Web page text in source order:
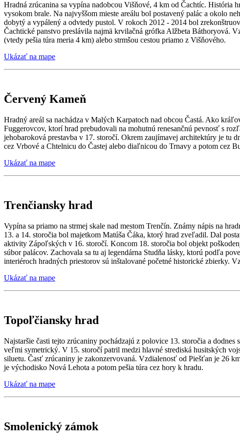
Hradná zrúcanina sa vypína nadobcou Višňové, 4 km od Čachtíc. História
vysokom brale. Na najvyššom mieste areálu bol postavený palác a okolo
dobytý a vypálený a odvtedy pustol. V rokoch 2012 - 2014 bol
Čachtické panstvo preslávila najmä krvilačná grófka Alžbeta Báthoryová.
(vtedy pešia túra meria 4 km) alebo strmšou cestou priamo z Višňového.
Ukázať na mape
Červený Kameň
Hradný areál sa nachádza v Malých Karpatoch nad obcou Častá. Ako
Fuggerovcov, ktorí hrad prebudovali na mohutnú renesančnú pevnosť s
jehobaroková prestavba v 17. storočí. Okrem zaujímavej architektúry je tu
cez Vrbové a Chtelnicu do Častej alebo diaľnicou do Trnavy a potom cez
Ukázať na mape
Trenčiansky hrad
Vypína sa priamo na strmej skale nad mestom Trenčín. Známy nápis na
13. a 14. storočia bol majetkom Matúša Čáka, ktorý hrad zveľadil. Dal
aktivity Zápoľských v 16. storočí. Koncom 18. storočia bol objekt
súbor palácov. Zachovala sa tu aj legendárna Studňa lásky, ktorú podľa
interiéroch hradných priestorov sú inštalované početné historické zbierky.
Ukázať na mape
Topoľčiansky hrad
Najstaršie časti tejto zrúcaniny pochádzajú z polovice 13. storočia a
veľmi symetrický. V 15. storočí patril medzi hlavné strediská husitských
siluetu. Časť zrúcaniny je zakonzervovaná. Vzdialenosť od Piešťan je 26
je východisko Nová Lehota a potom pešia túra cez hory k hradu.
Ukázať na mape
Smolenický zámok